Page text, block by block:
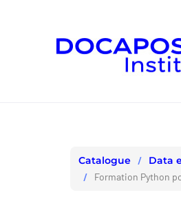
Catalogue Data
Formation Python